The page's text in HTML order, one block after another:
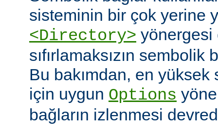
sisteminin bir çok yerine
<Directory> yönergesi
sıfırlamaksızın sembolik
Bu bakımdan, en
için uygun Options
bağların izlenmesi